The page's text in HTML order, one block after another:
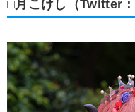
□月こけし（Twitter：